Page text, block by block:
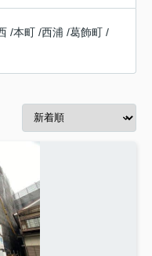
/本町 /西浦 /葛飾町 /